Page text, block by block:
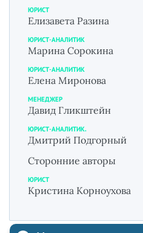
ЮРИСТ
Елизавета Разина
ЮРИСТ-АНАЛИТИК
Марина Сорокина
ЮРИСТ-АНАЛИТИК
Елена Миронова
МЕНЕДЖЕР
Давид Гликштейн
ЮРИСТ-АНАЛИТИК.
Дмитрий Подгорный
Сторонние авторы
ЮРИСТ
Кристина Корноухова